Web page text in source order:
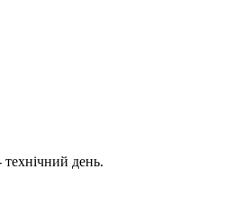
технічний день.